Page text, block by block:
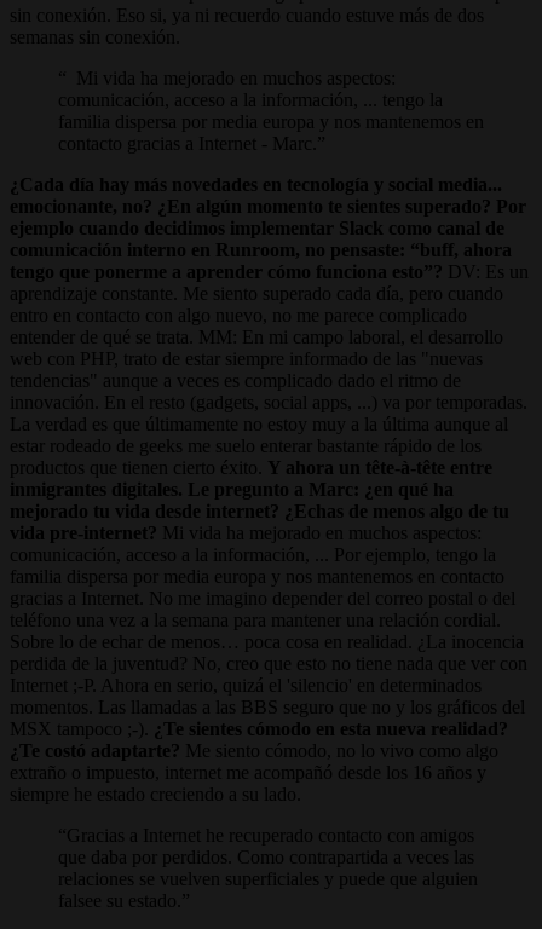
sin conexión. Eso si, ya ni recuerdo cuando estuve más de dos
semanas sin conexión.
Mi vida ha mejorado en muchos aspectos:
comunicación, acceso a la información, ... tengo la
familia dispersa por media europa y nos mantenemos en
contacto gracias a Internet - Marc.
¿Cada día hay más novedades en tecnología y social media...
emocionante, no? ¿En algún momento te sientes superado? Por
ejemplo cuando decidimos implementar Slack como canal de
comunicación interno en Runroom, no pensaste: “buff, ahora
tengo que ponerme a aprender cómo funciona esto”? DV: Es un
aprendizaje constante. Me siento superado cada día, pero cuando
entro en contacto con algo nuevo, no me parece complicado
entender de qué se trata. MM: En mi campo laboral, el desarrollo
web con PHP, trato de estar siempre informado de las "nuevas
tendencias" aunque a veces es complicado dado el ritmo de
innovación. En el resto (gadgets, social apps, ...) va por temporadas.
La verdad es que últimamente no estoy muy a la última aunque al
estar rodeado de geeks me suelo enterar bastante rápido de los
productos que tienen cierto éxito.
Y ahora un tête-à-tête entre
inmigrantes digitales. Le pregunto a Marc: ¿en qué ha
mejorado tu vida desde internet? ¿Echas de menos algo de tu
vida pre-internet? Mi vida ha mejorado en muchos aspectos:
comunicación, acceso a la información, ... Por ejemplo, tengo la
familia dispersa por media europa y nos mantenemos en contacto
gracias a Internet. No me imagino depender del correo postal o del
teléfono una vez a la semana para mantener una relación cordial.
Sobre lo de echar de menos… poca cosa en realidad. ¿La inocencia
perdida de la juventud? No, creo que esto no tiene nada que ver con
Internet ;-P. Ahora en serio, quizá el 'silencio' en determinados
momentos. Las llamadas a las BBS seguro que no y los gráficos del
MSX tampoco ;-).
¿Te sientes cómodo en esta nueva realidad?
¿Te costó adaptarte? Me siento cómodo, no lo vivo como algo
extraño o impuesto, internet me acompañó desde los 16 años y
siempre he estado creciendo a su lado.
Gracias a Internet he recuperado contacto con amigos
que daba por perdidos. Como contrapartida a veces las
relaciones se vuelven superficiales y puede que alguien
falsee su estado.